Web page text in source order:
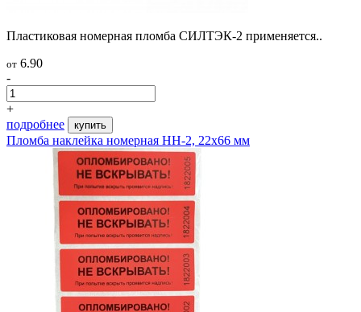
Пластиковая номерная пломба СИЛТЭК-2 применяется..
от 6.90
-
+
подробнее
купить
Пломба наклейка номерная НН-2, 22х66 мм